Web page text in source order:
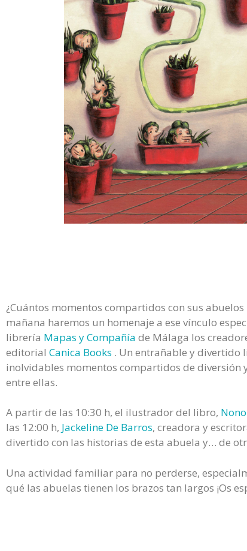
¿Cuántos momentos compartidos con sus
mañana haremos un homenaje a ese vínculo
librería Mapas y Compañía de Málaga los
editorial Canica Books . Un entrañable y divertido
inolvidables momentos compartidos de
entre ellas.
A partir de las 10:30 h, el ilustrador del libro,
las 12:00 h, Jackeline De Barros, creadora y
divertido con las historias de esta abuela y… de
Una actividad familiar para no perderse,
qué las abuelas tienen los brazos tan largos ¡Os